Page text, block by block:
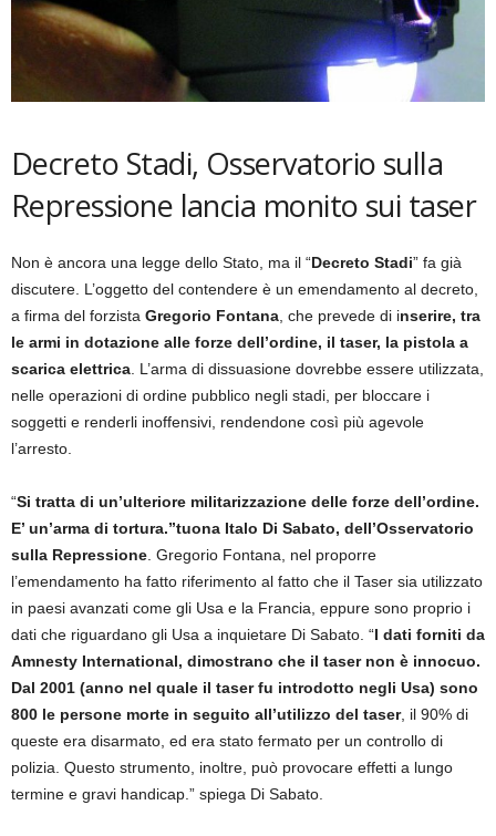
Decreto Stadi, Osservatorio sulla
Repressione lancia monito sui taser
Non è ancora una legge dello Stato, ma il “Decreto Stadi” fa già
discutere. L’oggetto del contendere è un emendamento al decreto,
a firma del forzista Gregorio Fontana , che prevede di inserire, tra
le armi in dotazione alle forze dell’ordine, il taser, la pistola a
scarica elettrica . L’arma di dissuasione dovrebbe essere utilizzata,
nelle operazioni di ordine pubblico negli stadi, per bloccare i
soggetti e renderli inoffensivi, rendendone così più agevole
l’arresto.
“Si tratta di un’ulteriore militarizzazione delle forze dell’ordine.
E’ un’arma di tortura.”tuona Italo Di Sabato, dell’Osservatorio
sulla Repressione . Gregorio Fontana, nel proporre
l’emendamento ha fatto riferimento al fatto che il Taser sia utilizzato
in paesi avanzati come gli Usa e la Francia, eppure sono proprio i
dati che riguardano gli Usa a inquietare Di Sabato. “I dati forniti da
Amnesty International, dimostrano che il taser non è innocuo.
Dal 2001 (anno nel quale il taser fu introdotto negli Usa) sono
800 le persone morte in seguito all’utilizzo del taser, il 90% di
queste era disarmato, ed era stato fermato per un controllo di
polizia. Questo strumento, inoltre, può provocare effetti a lungo
termine e gravi handicap.” spiega Di Sabato.